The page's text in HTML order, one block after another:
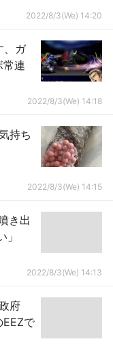
2022/8/3(We) 14:20
、ガ
連
2022/8/3(We) 14:18
持ち
2022/8/3(We) 14:15
き出
2022/8/3(We) 14:13
府
EEZで